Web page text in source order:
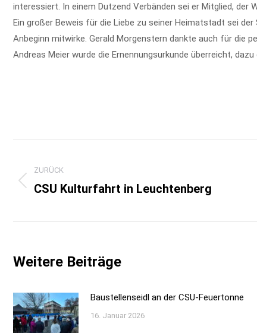
interessiert. In einem Dutzend Verbänden sei er Mitglied,
Ein großer Beweis für die Liebe zu seiner Heimatstadt sei
Anbeginn mitwirke. Gerald Morgenstern dankte auch für die
Andreas Meier wurde die Ernennungsurkunde überreicht,
ZURÜCK
Vorheriger
CSU Kulturfahrt in Leuchtenberg
Weitere Beiträge
Baustellenseidl an der CSU-Feuertonne
16. Januar 2026